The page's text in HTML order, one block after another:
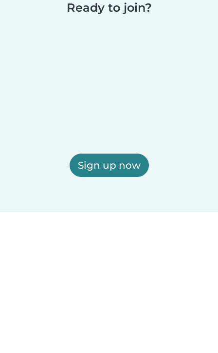
Ready to join?
Sign up now